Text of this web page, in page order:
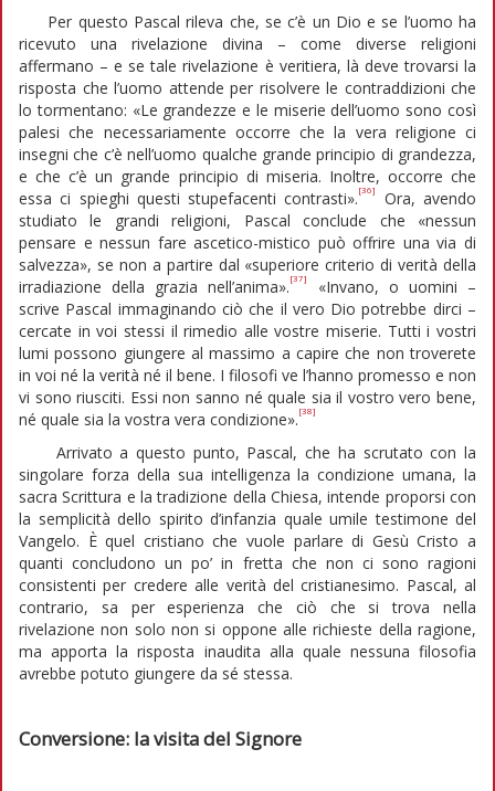
Per questo Pascal rileva che, se c’è un Dio e se l’uomo ha
ricevuto una rivelazione divina – come diverse religioni
affermano – e se tale rivelazione è veritiera, là deve trovarsi la
risposta che l’uomo attende per risolvere le contraddizioni che
lo tormentano: «Le grandezze e le miserie dell’uomo sono così
palesi che necessariamente occorre che la vera religione ci
insegni che c’è nell’uomo qualche grande principio di grandezza,
e che c’è un grande principio di miseria. Inoltre, occorre che
essa ci spieghi questi stupefacenti contrasti». [36]
Ora, avendo
studiato le grandi religioni, Pascal conclude che «nessun
pensare e nessun fare ascetico-mistico può offrire una via di
salvezza», se non a partire dal «superiore criterio di verità della
irradiazione della grazia nell’anima». [37]
«Invano, o uomini –
scrive Pascal immaginando ciò che il vero Dio potrebbe dirci –
cercate in voi stessi il rimedio alle vostre miserie. Tutti i vostri
lumi possono giungere al massimo a capire che non troverete
in voi né la verità né il bene. I filosofi ve l’hanno promesso e non
vi sono riusciti. Essi non sanno né quale sia il vostro vero bene,
né quale sia la vostra vera condizione». [38]
Arrivato a questo punto, Pascal, che ha scrutato con la
singolare forza della sua intelligenza la condizione umana, la
sacra Scrittura e la tradizione della Chiesa, intende proporsi con
la semplicità dello spirito d’infanzia quale umile testimone del
Vangelo. È quel cristiano che vuole parlare di Gesù Cristo a
quanti concludono un po’ in fretta che non ci sono ragioni
consistenti per credere alle verità del cristianesimo. Pascal, al
contrario, sa per esperienza che ciò che si trova nella
rivelazione non solo non si oppone alle richieste della ragione,
ma apporta la risposta inaudita alla quale nessuna filosofia
avrebbe potuto giungere da sé stessa.
Conversione: la visita del Signore